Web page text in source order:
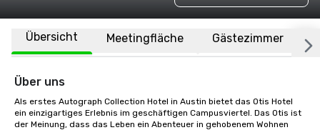
Übersicht Meetingfläche Gästezimmer
Über uns
Als erstes Autograph Collection Hotel in Austin bietet das Otis Hotel
ein einzigartiges Erlebnis im geschäftigen Campusviertel. Das Otis ist
der Meinung, dass das Leben ein Abenteuer in gehobenem Wohnen